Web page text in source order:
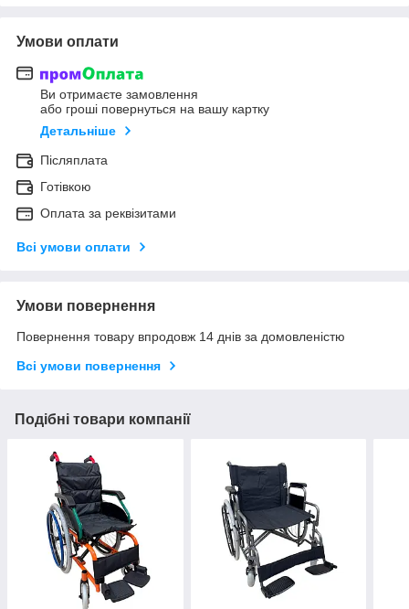
Умови оплати
Ви отримаєте замовлення
або гроші повернуться на вашу картку
Детальніше
Післяплата
Готівкою
Оплата за реквізитами
Всі умови оплати
Умови повернення
Повернення товару впродовж 14 днів за домовленістю
Всі умови повернення
Подібні товари компанії